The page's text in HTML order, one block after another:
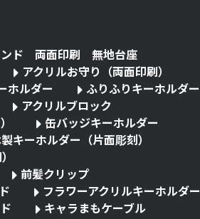
ンド 両面印刷 無地台座
アクリルお守り（両面印刷）
ホルダー
ふりふりキーホルダー
アクリルブロック
缶バッジキーホルダー
キーホルダー（片面彫刻）
前髪クリップ
フラワーアクリルキーホルダー
キャラまもケーブル